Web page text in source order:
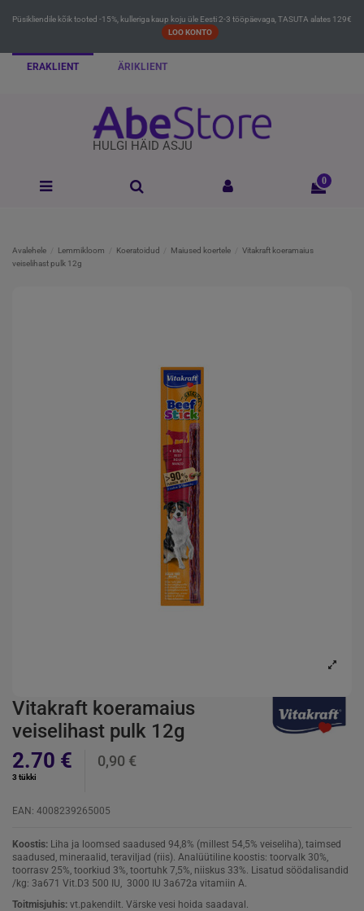
Püsikliendile kõik tooted -15%, kulleriga kaup koju üle Eesti 2-3 tööpäevaga, TASUTA alates 129€
LOO KONTO
ERAKLIENT ÄRIKLIENT
HULGI HÄID ASJU
0
Avalehele Lemmikloom Koeratoidud Maiused koertele
Vitakraft koeramaius
veiselihast pulk 12g
Vitakraft koeramaius
veiselihast pulk 12g
2.70 €
3 tükki
0,90 €
EAN: 4008239265005
Koostis: Liha ja loomsed saadused 94,8% (millest 54,5% veiseliha), taimsed
saadused, mineraalid, teraviljad (riis). Analüütiline koostis: toorvalk 30%,
toorrasv 25%, toorkiud 3%, toortuhk 7,5%, niiskus 33%. Lisatud söödalisandid
/kg: 3a671 Vit.D3 500 IU, 3000 IU 3a672a vitamiin A.
Toitmisjuhis: vt.pakendilt. Värske vesi hoida saadaval.